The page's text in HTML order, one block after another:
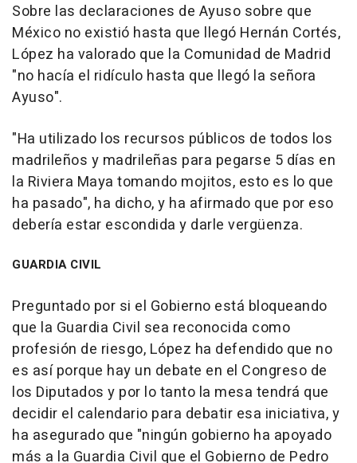
Sobre las declaraciones de Ayuso sobre que
México no existió hasta que llegó Hernán Cortés,
López ha valorado que la Comunidad de Madrid
"no hacía el ridículo hasta que llegó la señora
Ayuso".
"Ha utilizado los recursos públicos de todos los
madrileños y madrileñas para pegarse 5 días en
la Riviera Maya tomando mojitos, esto es lo que
ha pasado", ha dicho, y ha afirmado que por eso
debería estar escondida y darle vergüenza.
GUARDIA CIVIL
Preguntado por si el Gobierno está bloqueando
que la Guardia Civil sea reconocida como
profesión de riesgo, López ha defendido que no
es así porque hay un debate en el Congreso de
los Diputados y por lo tanto la mesa tendrá que
decidir el calendario para debatir esa iniciativa, y
ha asegurado que "ningún gobierno ha apoyado
más a la Guardia Civil que el Gobierno de Pedro